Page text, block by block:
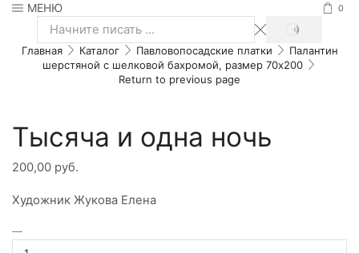
МЕНЮ 0
Search
input
SEARCH
Главная Каталог Павловопосадские платки
Палантин
шерстяной с шелковой бахромой, размер 70x200
Return to previous page
Тысяча и одна ночь
200,00 руб.
Художник Жукова Елена
Количество